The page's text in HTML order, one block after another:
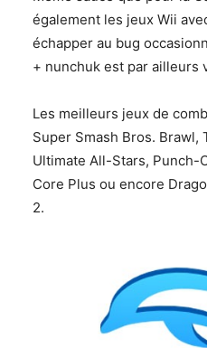
également les jeux Wii
échapper au bug
+ nunchuk est par ailleurs
Les meilleurs jeux de
Super Smash Bros. Brawl,
Ultimate All-Stars, Punch-
Core Plus ou encore
2.